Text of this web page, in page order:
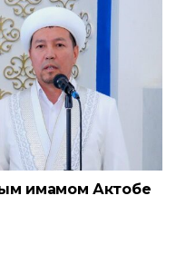
имамом Актобе